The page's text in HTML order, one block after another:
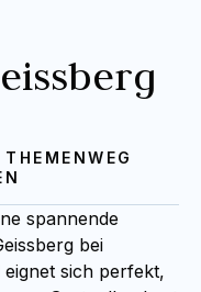
THEMENWEG
spannende
bei
sich perfekt,